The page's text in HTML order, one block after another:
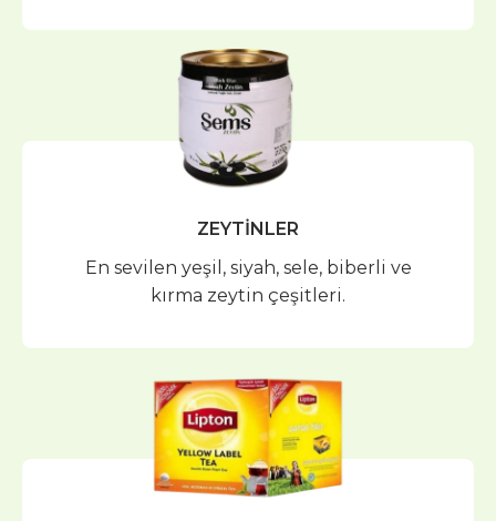
ZEYTİNLER
En sevilen yeşil, siyah, sele, biberli ve
kırma zeytin çeşitleri.